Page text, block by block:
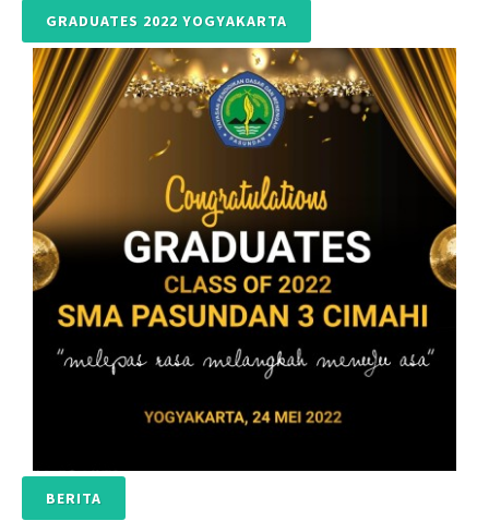
GRADUATES 2022 YOGYAKARTA
BERITA